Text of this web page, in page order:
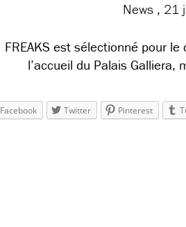
News
21
FREAKS est sélectionné pour
l’accueil du Palais Galliera,
Facebook Twitter Pinterest